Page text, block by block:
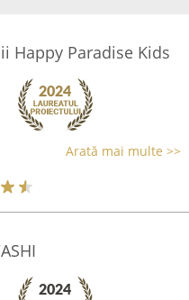
Happy Paradise Kids
Arată mai multe >>